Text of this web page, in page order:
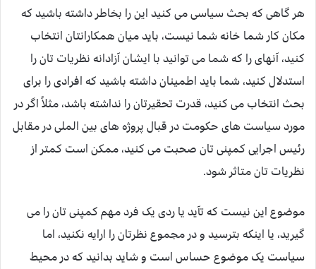
هر گاهی که بحث سیاسی می کنید این را بخاطر داشته باشید که
مکان کار شما خانه شما نیست، باید میان همکارانتان انتخاب
کنید، آنهای را که شما می توانید با ایشان آزادانه نظریات تان را
استدلال کنید، شما باید اطمینان داشته باشید که افرادی را برای
بحث انتخاب می کنید، قدرت تحقیرتان را نداشته باشد، مثلاً اگر در
مورد سیاست های حکومت در قبال پروژه های بین الملی در مقابل
رئیس اجرایی کمپنی تان صحبت می کنید، ممکن است کمتر از
نظریات تان متاثر شود.
موضوع این نیست که تآید یا ردی یک فرد مهم کمپنی تان را می
گیرید، یا اینکه بترسید و در مجموع نظرتان را ارایه نکنید، اما
سیاست یک موضوع حساس است و شاید بدانید که در محیط